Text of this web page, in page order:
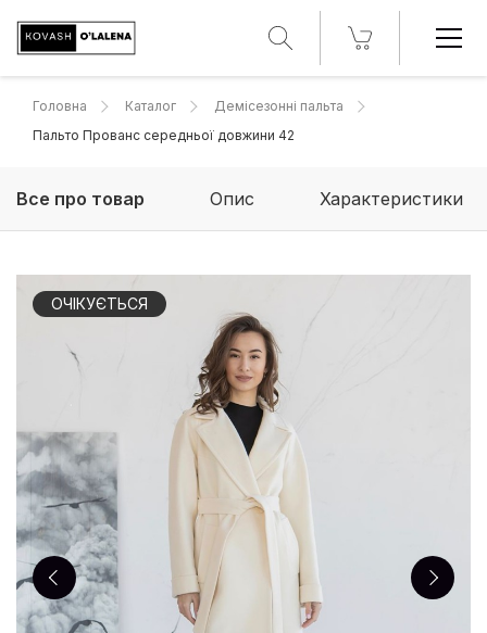
Головна Каталог
Демісезонні пальта
Пальто Прованс середньої довжини 42
Все про товар Опис Характеристики
ОЧІКУЄТЬСЯ